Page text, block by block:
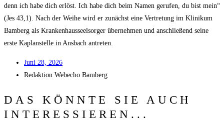
denn ich habe dich erlöst. Ich habe dich beim Namen geru­fen, du bist mein“
(Jes 43,1). Nach der Wei­he wird er zunächst eine Ver­tre­tung im Kli­ni­kum
Bam­berg als Kran­ken­haus­seel­sor­ger über­neh­men und anschlie­ßend sei­ne
ers­te Kaplan­stel­le in Ans­bach antreten.
Juni 28, 2026
Redak­ti­on Web­echo Bamberg
DAS KÖNNTE SIE AUCH
INTERESSIEREN...